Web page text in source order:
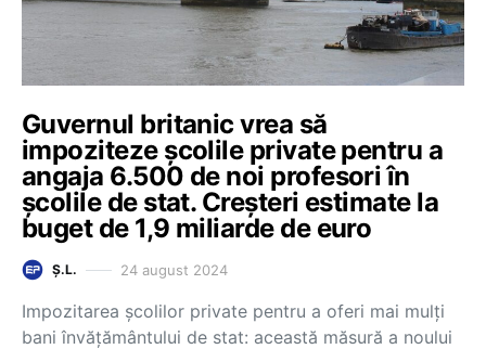
Guvernul britanic vrea să
impoziteze școlile private pentru a
angaja 6.500 de noi profesori în
școlile de stat. Creșteri estimate la
buget de 1,9 miliarde de euro
Ș.L. 24 august 2024
Impozitarea şcolilor private pentru a oferi mai mulţi
bani învăţământului de stat: această măsură a noului